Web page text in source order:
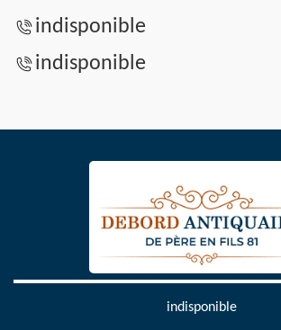
indisponible
indisponible
indisponible